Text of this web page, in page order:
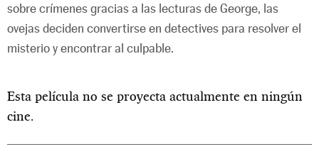
sobre crímenes gracias a las lecturas de George, las
ovejas deciden convertirse en detectives para resolver el
misterio y encontrar al culpable.
Esta película no se proyecta actualmente en ningún
cine.